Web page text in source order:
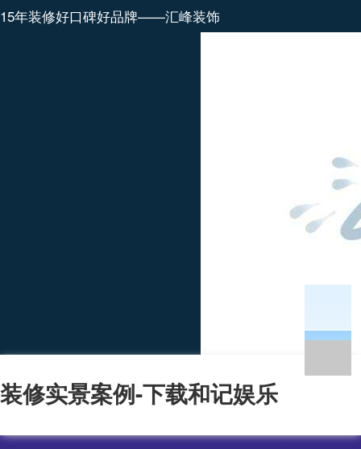
15年装修好口碑好品牌——汇峰装饰
装修实景案例-下载和记娱乐